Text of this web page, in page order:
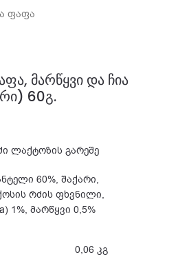
ფაფა
მარწყვი და ჩია
60გ.
ლაქტოზის გარეშე
60%, შაქარი,
რძის ფხვნილი,
1%, მარწყვი 0,5%
0,06 კგ